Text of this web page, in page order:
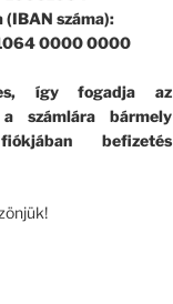
(IBAN száma):
0000 0000
így fogadja az
számlára bármely
befizetés